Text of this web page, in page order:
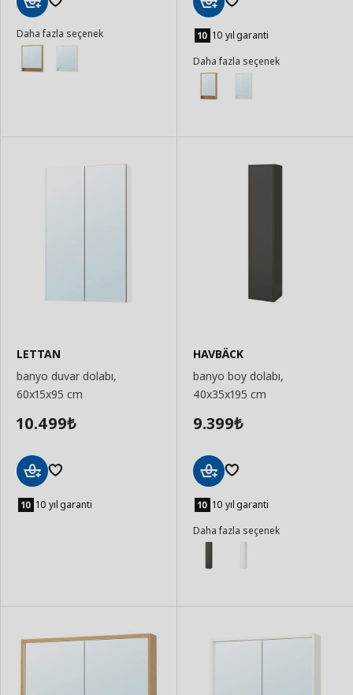
Ekle
Daha fazla seçenek
Ekle 10 yıl garanti
Daha fazla seçenek
LETTAN
banyo duvar dolabı,
60x15x95 cm
10.499₺
Ekle 10 yıl garanti
HAVBÄCK
banyo boy dolabı,
40x35x195 cm
9.399₺
Ekle 10 yıl garanti
Daha fazla seçenek